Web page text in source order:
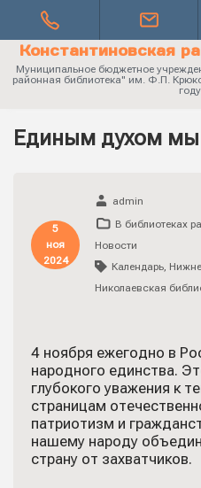
Константиновская
Муниципальное бюджетное
районная библиотека" им. Ф.П.
году
Единым духом
5
ноя
2024
admin
В библиотеках
Новости
Календарь,
Николаевская
4 ноября ежегодно в
народного единства.
глубокого уважения к
страницам
патриотизм и
нашему народу
страну от захватчиков.